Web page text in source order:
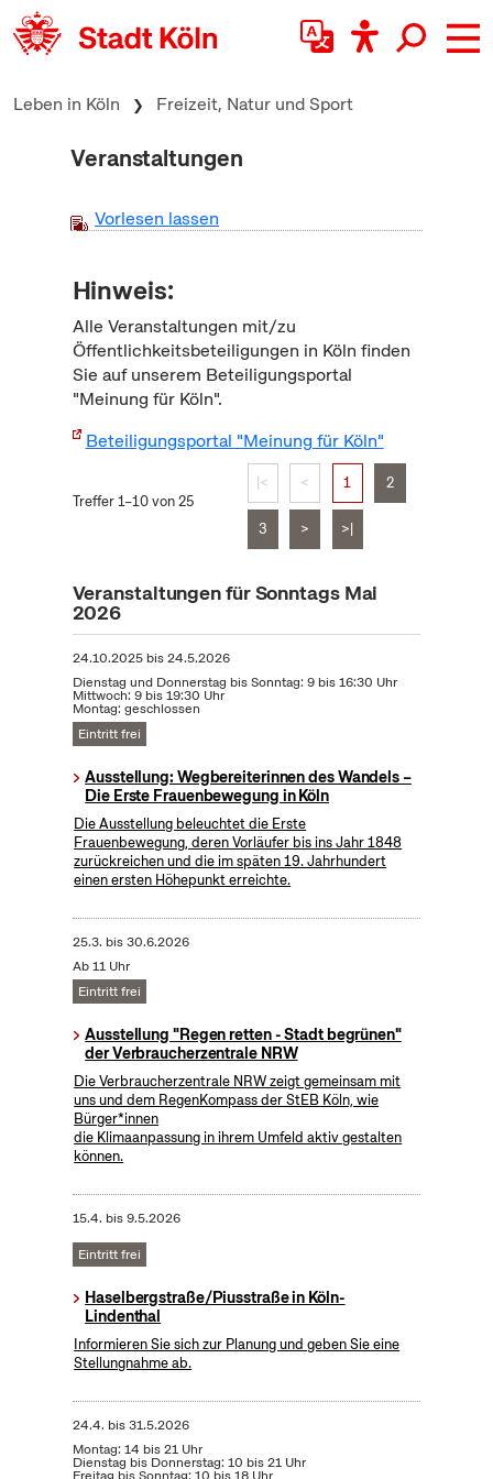
zum Inhalt springen
Leben in Köln Freizeit, Natur und Sport
Veranstaltungen
Vorlesen lassen
Hinweis:
Alle Veranstaltungen mit/zu
Öffentlichkeitsbeteiligungen in Köln finden
Sie auf unserem Beteiligungsportal
"Meinung für Köln".
Beteiligungsportal "Meinung für Köln"
Treffer 1–10 von 25
|< < 1 2
3 > >|
Veranstaltungen für Sonntags Mai
2026
24.10.2025bis24.5.2026
Dienstag und Donnerstag bis Sonntag: 9 bis 16:30 Uhr
Mittwoch: 9 bis 19:30 Uhr
Montag: geschlossen
Eintritt frei
Ausstellung: Wegbereiterinnen des Wandels –
Die Erste Frauenbewegung in Köln
Die Ausstellung beleuchtet die Erste
Frauenbewegung, deren Vorläufer bis ins Jahr 1848
zurückreichen und die im späten 19. Jahrhundert
einen ersten Höhepunkt erreichte.
25.3. bis30.6.2026
Ab 11 Uhr
Eintritt frei
Ausstellung "Regen retten - Stadt begrünen"
der Verbraucherzentrale NRW
Die Verbraucherzentrale NRW zeigt gemeinsam mit
uns und dem RegenKompass der StEB Köln, wie
Bürger*innen
die Klimaanpassung in ihrem Umfeld aktiv gestalten
können.
15.4. bis9.5.2026
Eintritt frei
Haselbergstraße/Piusstraße in Köln-
Lindenthal
Informieren Sie sich zur Planung und geben Sie eine
Stellungnahme ab.
24.4. bis31.5.2026
Montag: 14 bis 21 Uhr
Dienstag bis Donnerstag: 10 bis 21 Uhr